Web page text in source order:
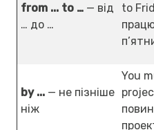
from ... to … — від
… до …
to
by ... — не пізніше
ніж
You